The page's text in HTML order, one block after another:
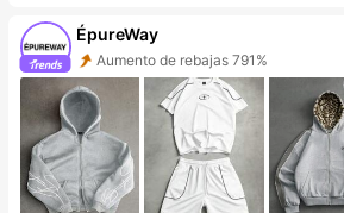
ÉpureWay
Aumento de rebajas 791%